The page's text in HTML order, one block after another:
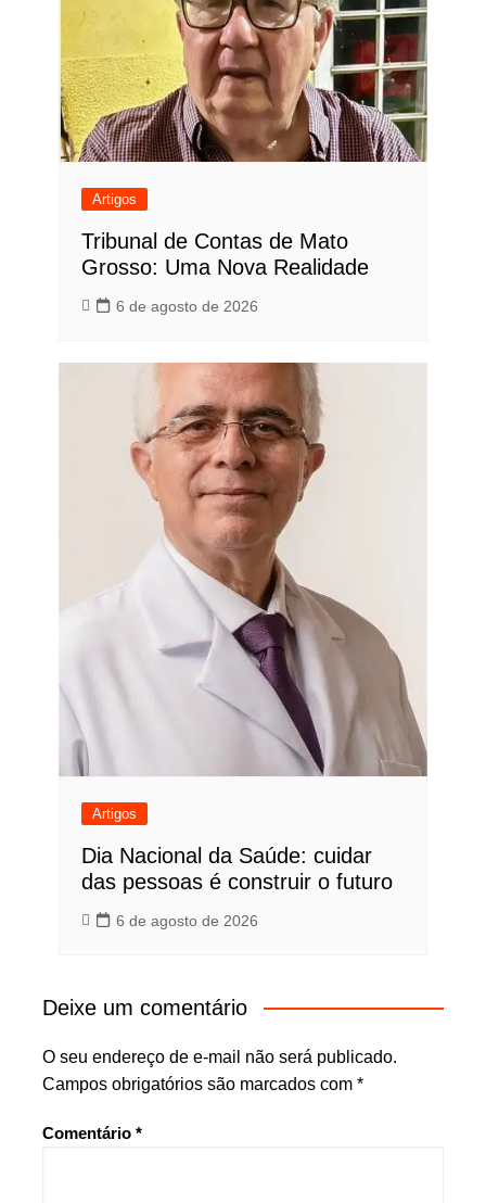
Artigos
Tribunal de Contas de Mato
Grosso: Uma Nova Realidade
6 de agosto de 2026
Artigos
Dia Nacional da Saúde: cuidar
das pessoas é construir o futuro
6 de agosto de 2026
Deixe um comentário
O seu endereço de e-mail não será publicado.
Campos obrigatórios são marcados com *
Comentário *